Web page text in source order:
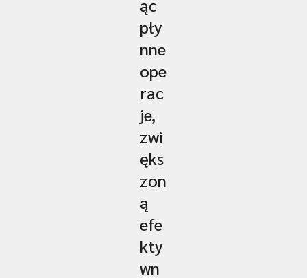
ąc
pły
nne
ope
rac
je,
zwi
ęks
zon
ą
efe
kty
wn